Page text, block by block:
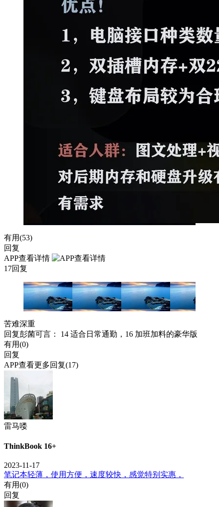
有用(53)
回复
APP查看详情
17回复
苦难深重
回复彭菌可言 ： 14 适合日常通勤，16 加班加料的豪华版
有用(0)
回复
APP查看更多回复(17)
雷马喽
ThinkBook 16+
2023-11-17
笔记本轻薄，使用方便，速度较快，感觉特别实惠，
有用(0)
回复